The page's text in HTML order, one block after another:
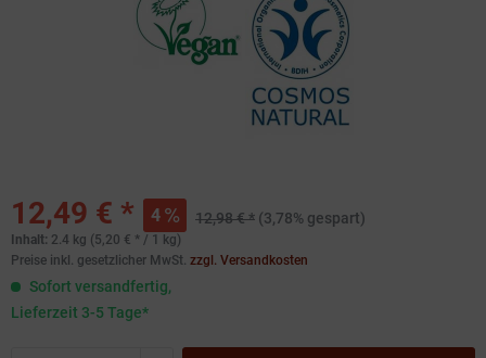
12,49 € * 4 12,98 € * (3,78% gespart)
Inhalt: 2.4 kg (5,20 € * / 1 kg)
Preise inkl. gesetzlicher MwSt. zzgl. Versandkosten
Sofort versandfertig,
Lieferzeit 3-5 Tage*